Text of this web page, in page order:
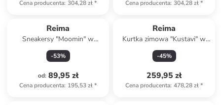
Cena producenta: 304,28 zł* Cena producenta: 304,28 zł*
Reima
Sneakersy "Moomin" w
kolorze granatowym
-53%
od: 89,95 zł
Cena producenta: 195,53 zł*
Reima
Kurtka zimowa "Kustavi" w
kolorze niebieskim
-45%
259,95 zł
Cena producenta: 478,28 zł*